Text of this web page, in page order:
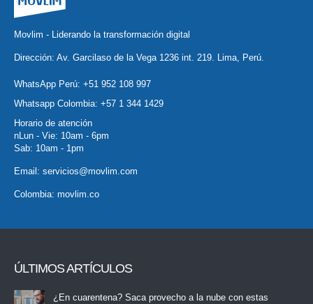
Movlim - Liderando la transformación digital
Dirección: Av. Garcilaso de la Vega 1236 int. 219. Lima, Perú.
WhatsApp Perú: +51 952 108 997
Whatsapp Colombia: +57 1 344 1429
Horario de atención
nLun - Vie: 10am - 6pm
Sab: 10am - 1pm
Email: servicios@movlim.com
Colombia: movlim.co
ÚLTIMOS ARTÍCULOS
¿En cuarentena? Saca provecho a la nube con estas